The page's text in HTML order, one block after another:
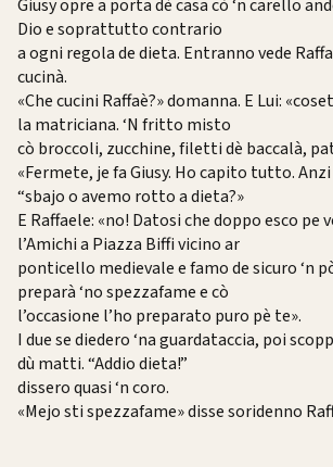
Giusy opre a porta dè casa cò ‘n carello
Dio e soprattutto contrario
a ogni regola de dieta. Entranno vede
cucinà.
«Che cucini Raffaè?» domanna. E Lui:
la matriciana. ‘N fritto misto
cò broccoli, zucchine, filetti dè baccalà,
«Fermete, je fa Giusy. Ho capito tutto.
“sbajo o avemo rotto a dieta?»
E Raffaele: «no! Datosi che doppo esco pe
l’Amichi a Piazza Biffi vicino ar
ponticello medievale e famo de sicuro ‘n
preparà ‘no spezzafame e cò
l’occasione l’ho preparato puro pè te».
I due se diedero ‘na guardataccia, poi
dù matti. “Addio dieta!”
dissero quasi ‘n coro.
«Mejo sti spezzafame» disse soridenno